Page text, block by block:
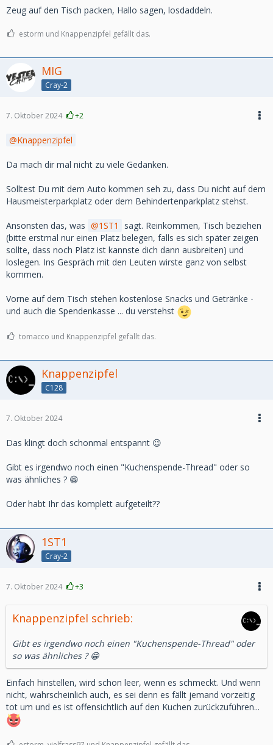
Zeug auf den Tisch packen, Hallo sagen, losdaddeln.
estorm und Knappenzipfel gefällt das.
MIG
Cray-2
7. Oktober 2024 +2
Knappenzipfel
Da mach dir mal nicht zu viele Gedanken.
Solltest Du mit dem Auto kommen seh zu, dass Du nicht auf dem
Hausmeisterparkplatz oder dem Behindertenparkplatz stehst.
Ansonsten das, was 1ST1
sagt. Reinkommen, Tisch beziehen
(bitte erstmal nur einen Platz belegen, falls es sich später zeigen
sollte, dass noch Platz ist kannste dich dann ausbreiten) und
loslegen. Ins Gespräch mit den Leuten wirste ganz von selbst
kommen.
Vorne auf dem Tisch stehen kostenlose Snacks und Getränke -
und auch die Spendenkasse ... du verstehst
tomacco und Knappenzipfel gefällt das.
Knappenzipfel
C128
7. Oktober 2024
Das klingt doch schonmal entspannt 😉
Gibt es irgendwo noch einen "Kuchenspende-Thread" oder so
was ähnliches ? 😁
Oder habt Ihr das komplett aufgeteilt??
1ST1
Cray-2
7. Oktober 2024 +3
Knappenzipfel schrieb:
Gibt es irgendwo noch einen "Kuchenspende-Thread" oder
so was ähnliches ? 😁
Einfach hinstellen, wird schon leer, wenn es schmeckt. Und wenn
nicht, wahrscheinlich auch, es sei denn es fällt jemand vorzeitig
tot um und es ist offensichtlich auf den Kuchen zurückzuführen...